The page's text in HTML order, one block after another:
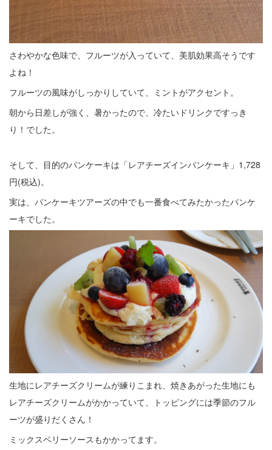
さわやかな色味で、フルーツが入っていて、美肌効果高そうです
よね！
フルーツの風味がしっかりしていて、ミントがアクセント。
朝から日差しが強く、暑かったので、冷たいドリンクですっき
り！でした。
そして、目的のパンケーキは「レアチーズインパンケーキ」1,728
円(税込)。
実は、パンケーキツアーズの中でも一番食べてみたかったパンケ
ーキでした。
生地にレアチーズクリームが練りこまれ、焼きあがった生地にも
レアチーズクリームがかかっていて、トッピングには季節のフル
ーツが盛りだくさん！
ミックスベリーソースもかかってます。